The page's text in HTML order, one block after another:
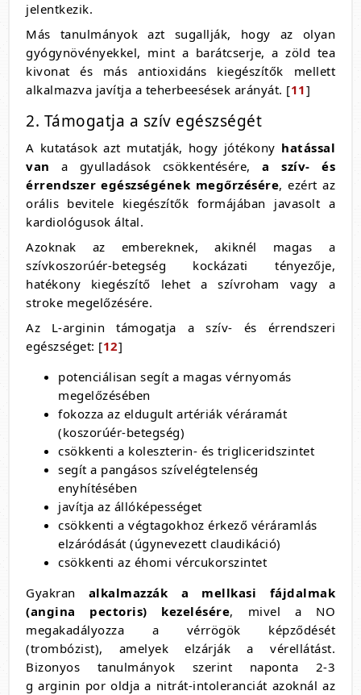
jelentkezik.
Más tanulmányok azt sugallják, hogy az olyan
gyógynövényekkel, mint a barátcserje, a zöld tea
kivonat és más antioxidáns kiegészítők mellett
alkalmazva javítja a teherbeesések arányát. [11]
2. Támogatja a szív egészségét
A kutatások azt mutatják, hogy jótékony hatással
van a gyulladások csökkentésére, a szív- és
érrendszer egészségének megőrzésére, ezért az
orális bevitele kiegészítők formájában javasolt a
kardiológusok által.
Azoknak az embereknek, akiknél magas a
szívkoszorúér-betegség kockázati tényezője,
hatékony kiegészítő lehet a szívroham vagy a
stroke megelőzésére.
Az L-arginin támogatja a szív- és érrendszeri
egészséget: [12]
potenciálisan segít a magas vérnyomás
megelőzésében
fokozza az eldugult artériák véráramát
(koszorúér-betegség)
csökkenti a koleszterin- és trigliceridszintet
segít a pangásos szívelégtelenség
enyhítésében
javítja az állóképességet
csökkenti a végtagokhoz érkező véráramlás
elzáródását (úgynevezett claudikáció)
csökkenti az éhomi vércukorszintet
Gyakran alkalmazzák a mellkasi fájdalmak
(angina pectoris) kezelésére, mivel a NO
megakadályozza a vérrögök képződését
(trombózist), amelyek elzárják a vérellátást.
Bizonyos tanulmányok szerint naponta 2-3
g arginin por oldja a nitrát-intoleranciát azoknál az